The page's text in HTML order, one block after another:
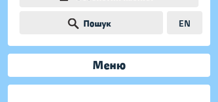
Пошук EN
Меню